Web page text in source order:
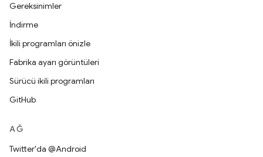
Gereksinimler
İndirme
İkili programları önizle
Fabrika ayarı görüntüleri
Sürücü ikili programları
GitHub
AĞ
Twitter'da @Android